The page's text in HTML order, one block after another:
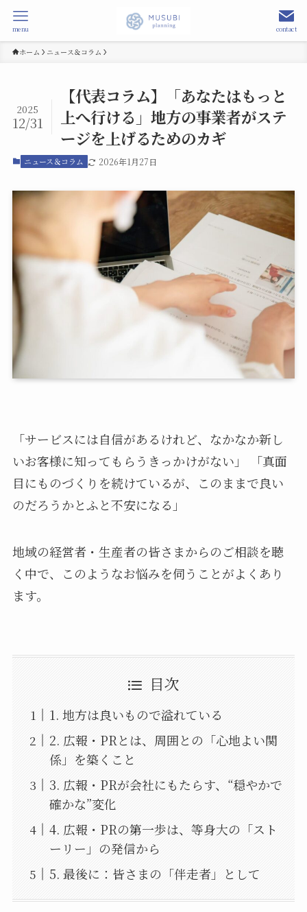
contact
menu
ホーム ニュース＆コラム
【代表コラム】「あなたはもっと
上へ行ける」地方の事業者がステ
ージを上げるためのカギ
2025
12/31
ニュース＆コラム 2026年1月27日
「サービスには自信があるけれど、なかなか新し
いお客様に知ってもらうきっかけがない」 「真面
目にものづくりを続けているが、このままで良い
のだろうかとふと不安になる」
地域の経営者・生産者の皆さまからのご相談を聴
く中で、このようなお悩みを伺うことがよくあり
ます。
目次
1. 地方は良いもので溢れている
2. 広報・PRとは、周囲との「心地よい関
係」を築くこと
3. 広報・PRが会社にもたらす、“穏やかで
確かな”変化
4. 広報・PRの第一歩は、等身大の「スト
ーリー」の発信から
5. 最後に：皆さまの「伴走者」として